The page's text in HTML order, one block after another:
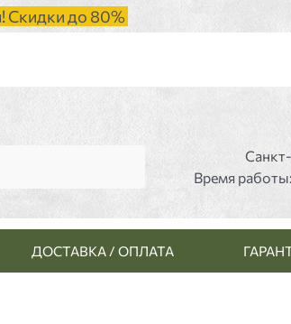
Скидки до 80%
Время
ДОСТАВКА / ОПЛАТА